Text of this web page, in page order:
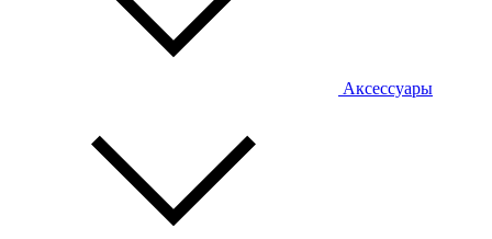
Аксессуары